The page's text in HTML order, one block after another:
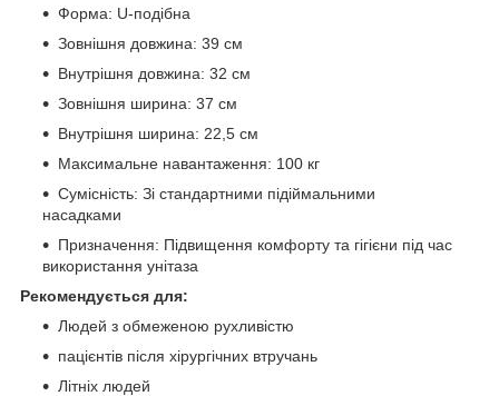
Форма: U-подібна
Зовнішня довжина: 39 см
Внутрішня довжина: 32 см
Зовнішня ширина: 37 см
Внутрішня ширина: 22,5 см
Максимальне навантаження: 100 кг
Сумісність: Зі стандартними підіймальними
насадками
Призначення: Підвищення комфорту та гігієни під час
використання унітаза
Рекомендується для:
Людей з обмеженою рухливістю
пацієнтів після хірургічних втручань
Літніх людей